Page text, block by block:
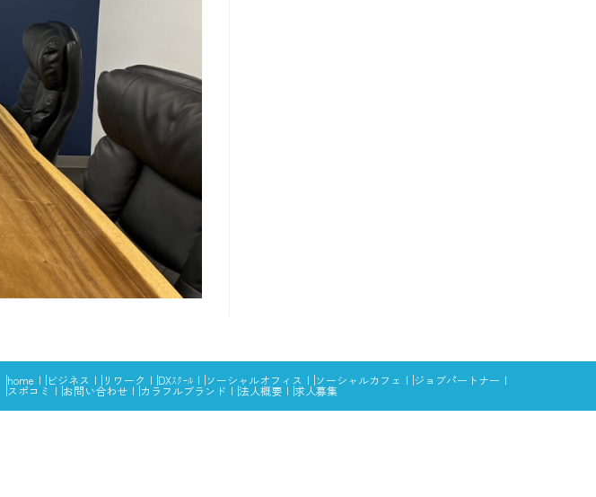
home ビジネス リワーク DXｽｸｰﾙ ソーシャルオフィス ソーシャルカフェ ジョブパートナー
スポコミ お問い合わせ カラフルブランド 法人概要 求人募集